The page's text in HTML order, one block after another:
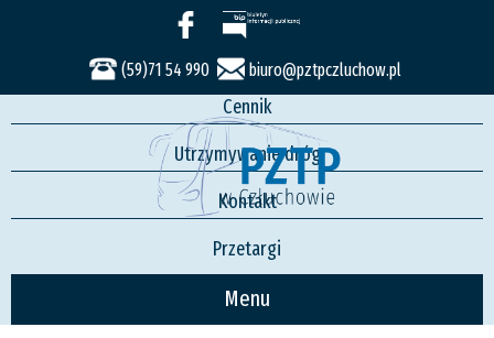
(59)71 54 990 biuro@pztpczluchow.pl
Menu
Usługi
Rozkład jazdy
Cennik
Utrzymywanie dróg
Kontakt
Przetargi